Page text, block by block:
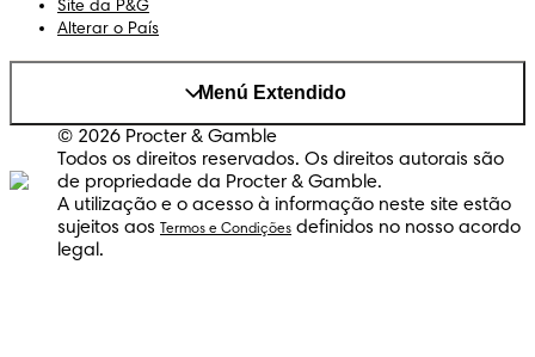
Site da P&G
Alterar o País
Menú Extendido
© 2026 Procter & Gamble
Todos os direitos reservados. Os direitos autorais são
de propriedade da Procter & Gamble.
A utilização e o acesso à informação neste site estão
sujeitos aos
Termos e Condições definidos no nosso acordo
legal.